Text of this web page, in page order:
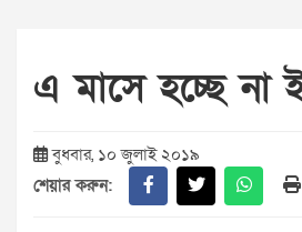
এ মাসে হচ্ছে না
বুধবার, ১০ জুলাই ২০১৯
শেয়ার করুন: